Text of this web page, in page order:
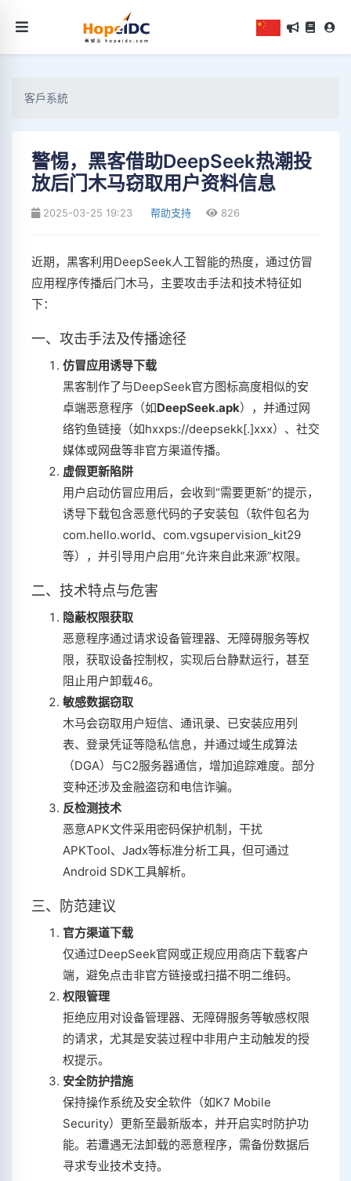
客戶系統
警惕，黑客借助DeepSeek热潮投
放后门木马窃取用户资料信息
2025-03-25 19:23 帮助支持 826
近期，黑客利用DeepSeek人工智能的热度，通过仿冒
应用程序传播后门木马，主要攻击手法和技术特征如
下：
一、攻击手法及传播途径
仿冒应用诱导下载
黑客制作了与DeepSeek官方图标高度相似的安
卓端恶意程序（如‌DeepSeek.apk‌），并通过网
络钓鱼链接（如hxxps://deepsekk[.]xxx）、社交
媒体或网盘等非官方渠道传播‌。
虚假更新陷阱
用户启动仿冒应用后，会收到“需要更新”的提示，
诱导下载包含恶意代码的子安装包（软件包名为
com.hello.world、com.vgsupervision_kit29
等），并引导用户启用“允许来自此来源”权限‌。
二、技术特点与危害
隐蔽权限获取
恶意程序通过请求设备管理器、无障碍服务等权
限，获取设备控制权，实现后台静默运行，甚至
阻止用户卸载‌46。
敏感数据窃取
木马会窃取用户短信、通讯录、已安装应用列
表、登录凭证等隐私信息，并通过域生成算法
（DGA）与C2服务器通信，增加追踪难度‌。部分
变种还涉及金融盗窃和电信诈骗‌。
反检测技术
恶意APK文件采用密码保护机制，干扰
APKTool、Jadx等标准分析工具，但可通过
Android SDK工具解析‌。
三、防范建议
官方渠道下载
仅通过DeepSeek官网或正规应用商店下载客户
端，避免点击非官方链接或扫描不明二维码‌。
权限管理
拒绝应用对设备管理器、无障碍服务等敏感权限
的请求，尤其是安装过程中非用户主动触发的授
权提示‌。
安全防护措施
保持操作系统及安全软件（如K7 Mobile
Security）更新至最新版本，并开启实时防护功
能‌。若遭遇无法卸载的恶意程序，需备份数据后
寻求专业技术支持‌。